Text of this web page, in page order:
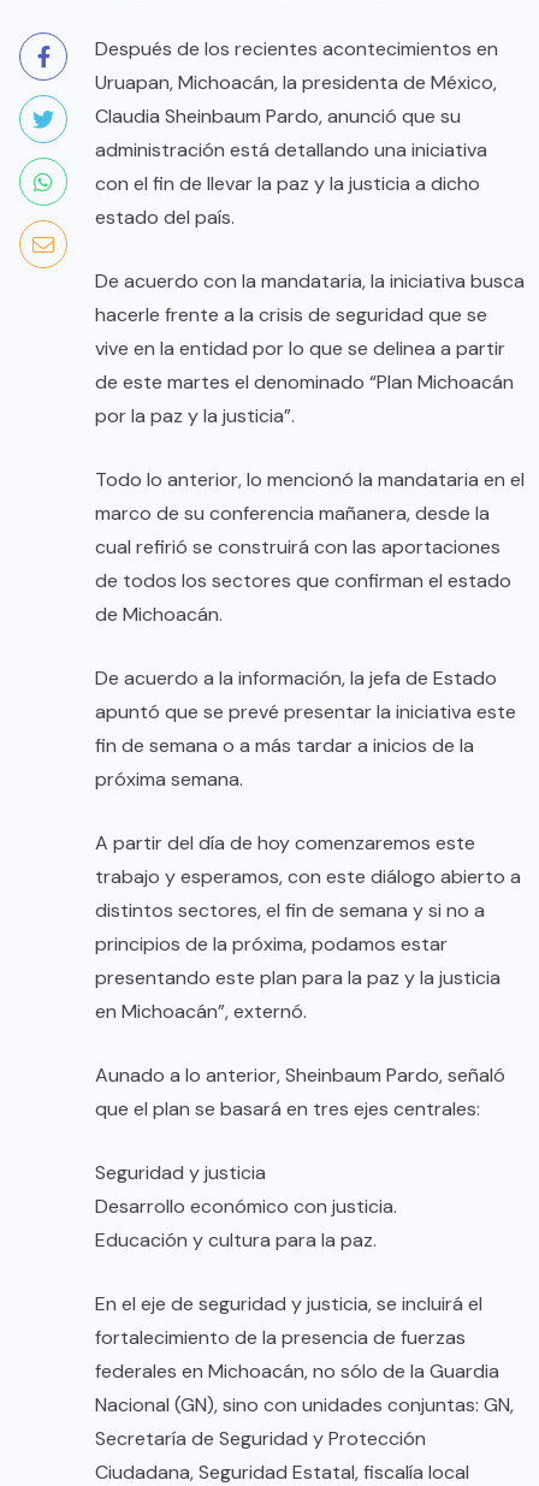
Después de los recientes acontecimientos en
Uruapan, Michoacán, la presidenta de México,
Claudia Sheinbaum Pardo, anunció que su
administración está detallando una iniciativa
con el fin de llevar la paz y la justicia a dicho
estado del país.
De acuerdo con la mandataria, la iniciativa busca
hacerle frente a la crisis de seguridad que se
vive en la entidad por lo que se delinea a partir
de este martes el denominado “Plan Michoacán
por la paz y la justicia”.
Todo lo anterior, lo mencionó la mandataria en el
marco de su conferencia mañanera, desde la
cual refirió se construirá con las aportaciones
de todos los sectores que confirman el estado
de Michoacán.
De acuerdo a la información, la jefa de Estado
apuntó que se prevé presentar la iniciativa este
fin de semana o a más tardar a inicios de la
próxima semana.
A partir del día de hoy comenzaremos este
trabajo y esperamos, con este diálogo abierto a
distintos sectores, el fin de semana y si no a
principios de la próxima, podamos estar
presentando este plan para la paz y la justicia
en Michoacán”, externó.
Aunado a lo anterior, Sheinbaum Pardo, señaló
que el plan se basará en tres ejes centrales:
Seguridad y justicia
Desarrollo económico con justicia.
Educación y cultura para la paz.
En el eje de seguridad y justicia, se incluirá el
fortalecimiento de la presencia de fuerzas
federales en Michoacán, no sólo de la Guardia
Nacional (GN), sino con unidades conjuntas: GN,
Secretaría de Seguridad y Protección
Ciudadana, Seguridad Estatal, fiscalía local